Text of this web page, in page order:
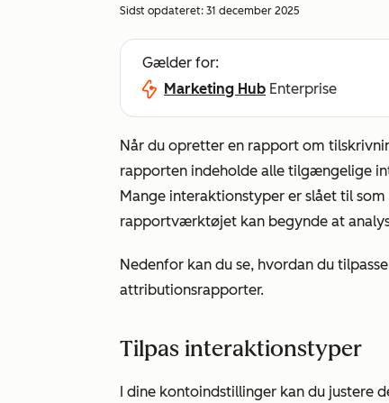
Sidst opdateret: 31 december 2025
Gælder for:
Marketing Hub Enterprise
Når du opretter en rapport om
rapporten indeholde alle tilgængelige
Mange interaktionstyper er slået til som
rapportværktøjet kan begynde at
Nedenfor kan du se, hvordan du
attributionsrapporter.
Tilpas interaktionstyper
I dine kontoindstillinger kan du justere